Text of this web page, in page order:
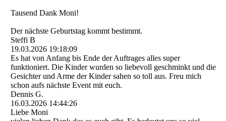
Tausend Dank Moni!
Der nächste Geburtstag kommt bestimmt.
Steffi B
19.03.2026 19:18:09
Es hat von Anfang bis Ende der Auftrages alles super
funktioniert. Die Kinder wurden so liebevoll geschminkt und die
Gesichter und Arme der Kinder sahen so toll aus. Freu mich
schon aufs nächste Event mit euch.
Dennis G.
16.03.2026 14:44:26
Liebe Moni